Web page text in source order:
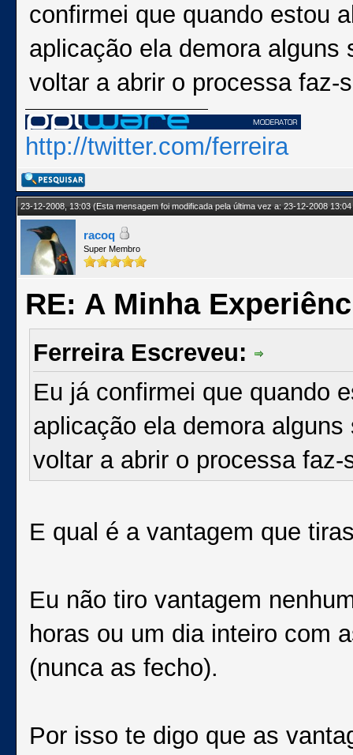
confirmei que quando estou
aplicação ela demora alguns
voltar a abrir o processa faz-
http://twitter.com/ferreira
23-12-2008, 13:03(Esta mensagem foi modificada pela última vez a: 23-12-2008
racoq
Super Membro
RE: A Minha
Ferreira Escreveu:
Eu já confirmei que quando
aplicação ela demora
voltar a abrir o processa
E qual é a vantagem que
Eu não tiro vantagem
horas ou um dia inteiro com
(nunca as fecho).
Por isso te digo que as